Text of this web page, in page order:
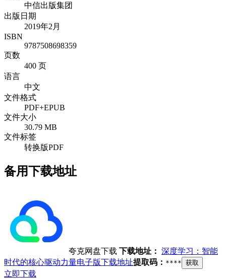
中信出版集团
出版日期
2019年2月
ISBN
9787508698359
页数
400 页
语言
中文
文件格式
PDF+EPUB
文件大小
30.79 MB
文件标签
转换版PDF
备用下载地址
夸克网盘下载 下载地址： 深度学习：智能
时代的核心驱动力量电子版下载地址提取码： **** 获取
立即下载